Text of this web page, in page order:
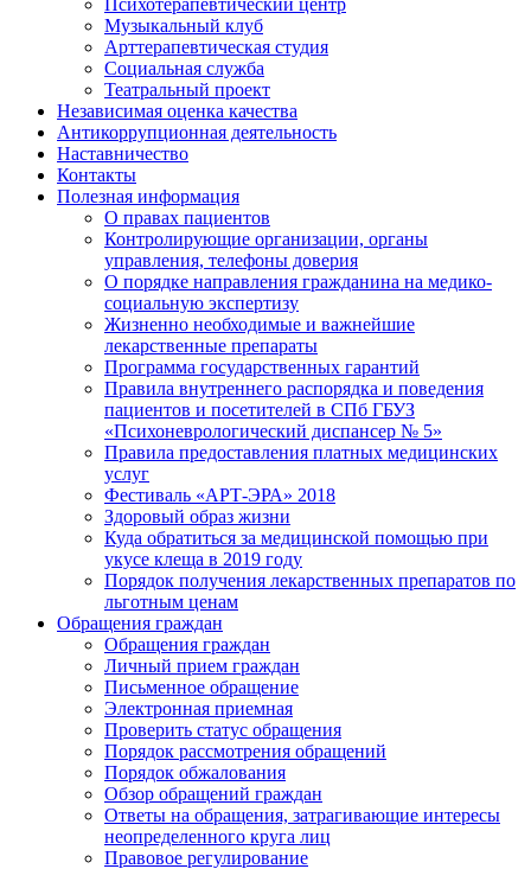
Психотерапевтический центр
Музыкальный клуб
Арттерапевтическая студия
Социальная служба
Театральный проект
Независимая оценка качества
Антикоррупционная деятельность
Наставничество
Контакты
Полезная информация
О правах пациентов
Контролирующие организации, органы
управления, телефоны доверия
О порядке направления гражданина на медико-
социальную экспертизу
Жизненно необходимые и важнейшие
лекарственные препараты
Программа государственных гарантий
Правила внутреннего распорядка и поведения
пациентов и посетителей в СПб ГБУЗ
«Психоневрологический диспансер № 5»
Правила предоставления платных медицинских
услуг
Фестиваль «АРТ-ЭРА» 2018
Здоровый образ жизни
Куда обратиться за медицинской помощью при
укусе клеща в 2019 году
Порядок получения лекарственных препаратов по
льготным ценам
Обращения граждан
Обращения граждан
Личный прием граждан
Письменное обращение
Электронная приемная
Проверить статус обращения
Порядок рассмотрения обращений
Порядок обжалования
Обзор обращений граждан
Ответы на обращения, затрагивающие интересы
неопределенного круга лиц
Правовое регулирование